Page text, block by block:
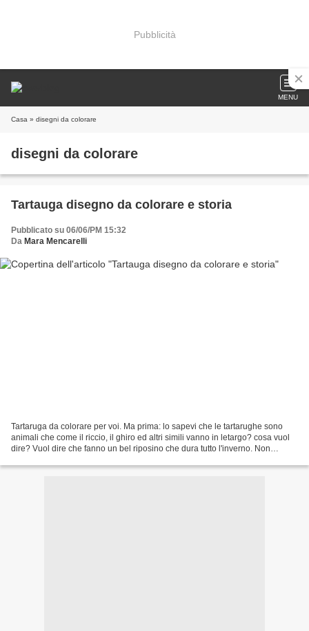
Pubblicità
MENU
Casa » disegni da colorare
disegni da colorare
Tartauga disegno da colorare e storia
Pubblicato su 06/06/PM 15:32
Da Mara Mencarelli
Tartaruga da colorare per voi. Ma prima: lo sapevi che le tartarughe sono
animali che come il riccio, il ghiro ed altri simili vanno in letargo? cosa vuol
dire? Vuol dire che fanno un bel riposino che dura tutto l'inverno. Non